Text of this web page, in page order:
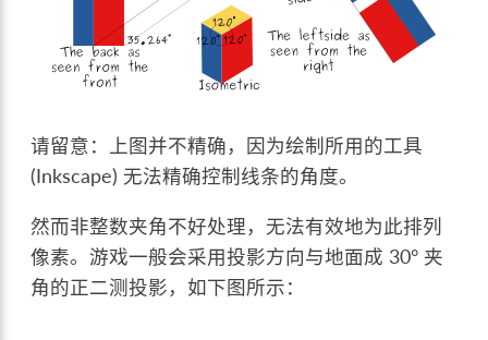
请留意：上图并不精确，因为绘制所用的工具
(Inkscape) 无法精确控制线条的角度。
然而非整数夹角不好处理，无法有效地为此排列
像素。游戏一般会采用投影方向与地面成 30° 夹
角的正二测投影，如下图所示：